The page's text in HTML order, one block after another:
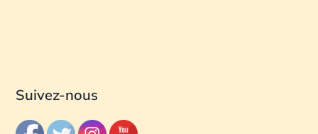
Suivez-nous